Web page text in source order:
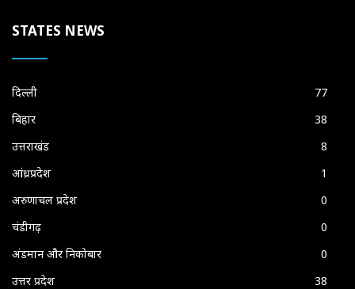
STATES NEWS
दिल्ली
77
बिहार
38
उत्तराखंड
8
आंध्रप्रदेश
1
अरुणाचल प्रदेश
0
चंडीगढ़
0
अंडमान और निकोबार
0
उत्तर प्रदेश
38